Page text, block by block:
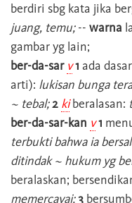
berdiri sbg kata jika
juang, temu;-- warna
gambar yg lain;
ber-da-sar v1 ada
arti): lukisan bunga
~ tebal;2 kiberalasan:
ber-da-sar-kan v1
terbukti bahwa ia
ditindak ~ hukum yg
beralaskan;
memercayai;3